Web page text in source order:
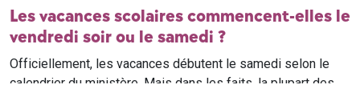
Les vacances scolaires commencent-elles le
vendredi soir ou le samedi ?
Officiellement, les vacances débutent le samedi selon le
calendrier du ministère. Mais dans les faits, la plupart des